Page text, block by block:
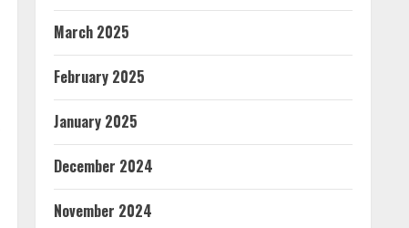
March 2025
February 2025
January 2025
December 2024
November 2024